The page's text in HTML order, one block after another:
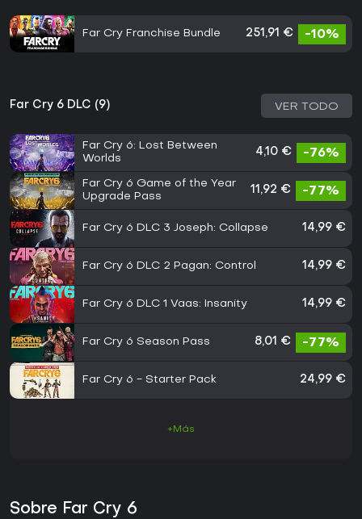
Far Cry Franchise Bundle 251,91 € -10%
Far Cry 6 DLC (9) VER TODO
Far Cry 6: Lost Between
Worlds
4,10 € -76%
Far Cry 6 Game of the Year
Upgrade Pass
11,92 € -77%
Far Cry 6 DLC 3 Joseph: Collapse 14,99 €
Far Cry 6 DLC 2 Pagan: Control 14,99 €
Far Cry 6 DLC 1 Vaas: Insanity 14,99 €
Far Cry 6 Season Pass 8,01 € -77%
Far Cry 6 - Starter Pack 24,99 €
+Más
Sobre Far Cry 6